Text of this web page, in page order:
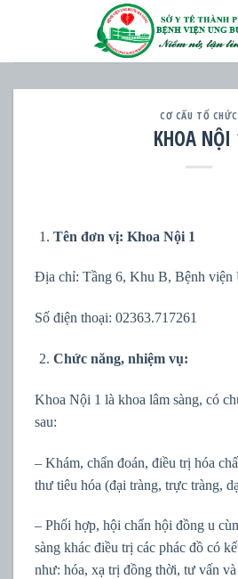
CƠ CẤU TỔ CHỨC
KHOA NỘI
Tên đơn vị: Khoa Nội 1
Địa chỉ: Tầng 6, Khu B, Bệnh
Số điện thoại: 02363.717261
Chức năng, nhiệm vụ:
Khoa Nội 1 là khoa lâm sàng, có
sau:
– Khám, chẩn đoán, điều trị hóa
thư tiêu hóa (đại tràng, trực tràng,
– Phối hợp, hội chẩn hội đồng u
sàng khác điều trị các phác đồ có
như: hóa, xạ trị đồng thời, tư vấn